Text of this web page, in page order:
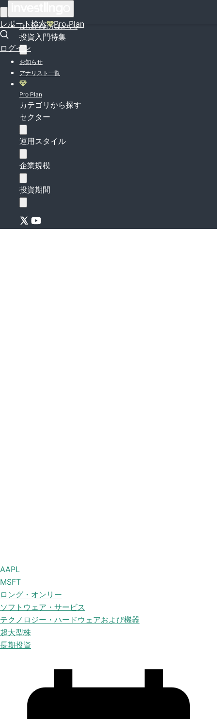
レポート検索 Pro Plan
ログイン
はじめての方はこちら
投資入門特集
お知らせ
アナリスト一覧
Pro Plan
カテゴリから探す
セクター
運用スタイル
企業規模
投資期間
AAPL
MSFT
ロング・オンリー
ソフトウェア・サービス
テクノロジー・ハードウェアおよび機器
超大型株
長期投資